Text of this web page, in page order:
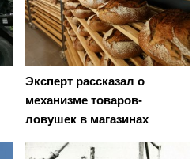
Эксперт рассказал о
механизме товаров-
ловушек в магазинах